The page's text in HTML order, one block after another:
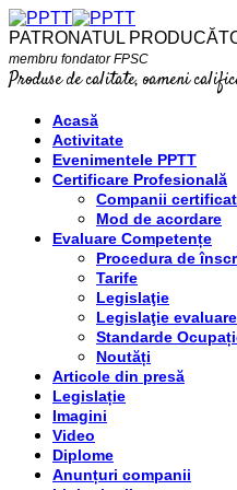
PATRONATUL
membru fondator FPSC
Produse de calitate, oameni
Acasă
Activitate
Evenimentele PPTT
Certificare Profesională
Companii
Mod de acordare
Evaluare Competențe
Procedura de
Tarife
Legislaţie
Legislaţie evaluare
Standarde
Noutăți
Articole din presă
Legislație
Imagini
Video
Diplome
Anunțuri companii